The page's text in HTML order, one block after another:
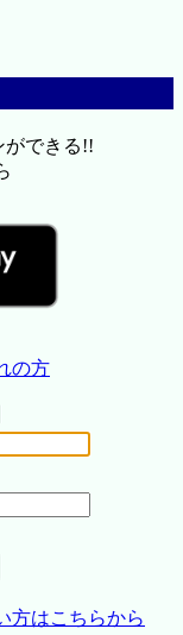
ができる!!
の方
方はこちらから